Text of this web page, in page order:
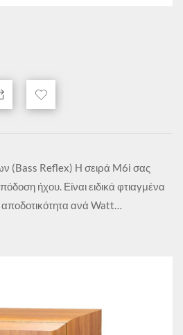
(Bass Reflex) Η σειρά M6i σας
ήχου. Είναι ειδικά φτιαγμένα
αποδοτικότητα ανά Watt…